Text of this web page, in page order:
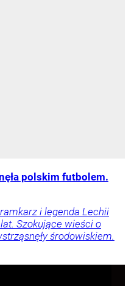
polskim futbolem.
i legenda Lechii
Szokujące wieści o
środowiskiem.